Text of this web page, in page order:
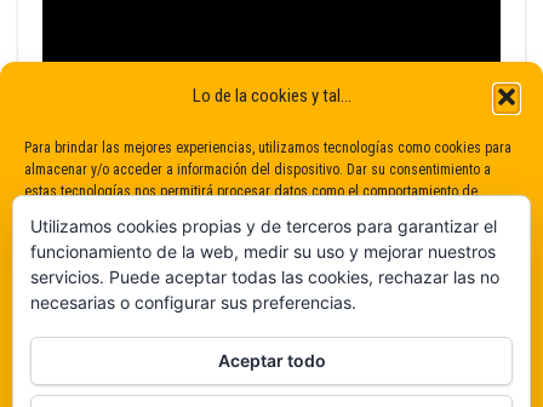
Lo de la cookies y tal...
Para brindar las mejores experiencias, utilizamos tecnologías como cookies para
almacenar y/o acceder a información del dispositivo. Dar su consentimiento a
estas tecnologías nos permitirá procesar datos como el comportamiento de
consentimiento puede afectar negativamente a determinadas características y
funciones.
De ninguna manera
Utilizamos cookies propias y de terceros para garantizar el
funcionamiento de la web, medir su uso y mejorar nuestros
servicios. Puede aceptar todas las cookies, rechazar las no
necesarias o configurar sus preferencias.
Aceptar todo